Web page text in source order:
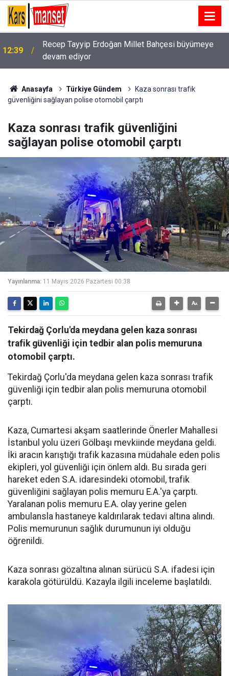
12:39
Bakan Uraloğlu: "Temmuz ayında
havalimanlarımızda direkt transit yolcular ile birlikte
toplam 26 milyon 797 bin 638 yolcuya hizmet
Anasayfa Türkiye Gündem
Kaza sonrası trafik
güvenliğini sağlayan polise otomobil çarptı
Kaza sonrası trafik güvenliğini
sağlayan polise otomobil çarptı
Yayınlanma: 11 Mayıs 2026 Pazartesi 00:38
Tekirdağ Çorlu'da meydana gelen kaza sonrası
trafik güvenliği için tedbir alan polis memuruna
otomobil çarptı.
Tekirdağ Çorlu'da meydana gelen kaza sonrası trafik
güvenliği için tedbir alan polis memuruna otomobil
çarptı.
Kaza, Cumartesi akşam saatlerinde Önerler Mahallesi
İstanbul yolu üzeri Gölbaşı mevkiinde meydana geldi.
İki aracın karıştığı trafik kazasına müdahale eden polis
ekipleri, yol güvenliği için önlem aldı. Bu sırada geri
hareket eden S.A. idaresindeki otomobil, trafik
güvenliğini sağlayan polis memuru E.A.'ya çarptı.
Yaralanan polis memuru E.A. olay yerine gelen
ambulansla hastaneye kaldırılarak tedavi altına alındı.
Polis memurunun sağlık durumunun iyi olduğu
öğrenildi.
Kaza sonrası gözaltına alınan sürücü S.A. ifadesi için
karakola götürüldü. Kazayla ilgili inceleme başlatıldı.